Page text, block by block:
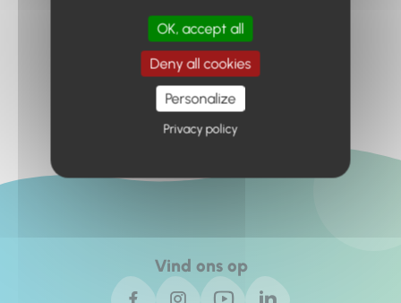
Retour à l'accueil
Vind ons op
OK, accept all
Deny all cookies
Personalize
Privacy policy